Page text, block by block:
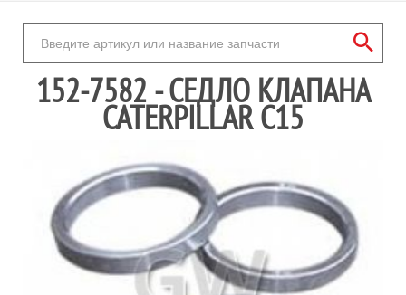
152-7582 - СЕДЛО КЛАПАНА
CATERPILLAR C15